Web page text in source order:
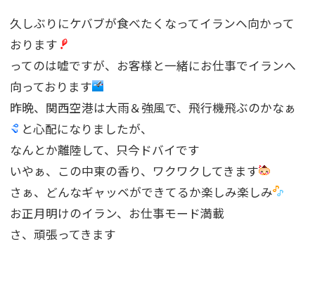
久しぶりにケバブが食べたくなってイランヘ向かって
おります
ってのは嘘ですが、お客様と一緒にお仕事でイランへ
向っております
昨晩、関西空港は大雨＆強風で、飛行機飛ぶのかなぁ
と心配になりましたが、
なんとか離陸して、只今ドバイです
いやぁ、この中東の香り、ワクワクしてきます
さぁ、どんなギャッベができてるか楽しみ楽しみ
お正月明けのイラン、お仕事モード満載
さ、頑張ってきます